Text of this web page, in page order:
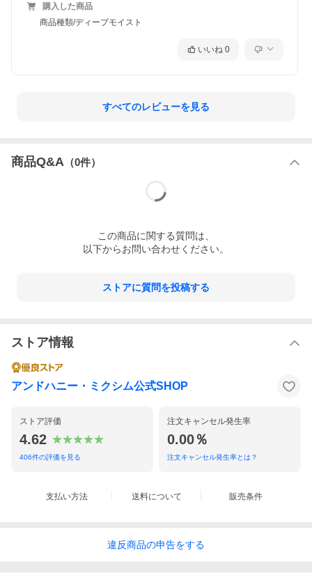
購入した商品
商品種類/ディープモイスト
いいね 0
すべてのレビューを見る
商品Q&A （0件）
この商品に関する質問は、
以下からお問い合わせください。
ストアに質問を投稿する
ストア情報
アンドハニー・ミクシム公式SHOP
ストア評価
4.62
406件の評価を見る
注文キャンセル発生率
0.00％
注文キャンセル発生率とは？
支払い方法 送料について 販売条件
違反商品の申告をする